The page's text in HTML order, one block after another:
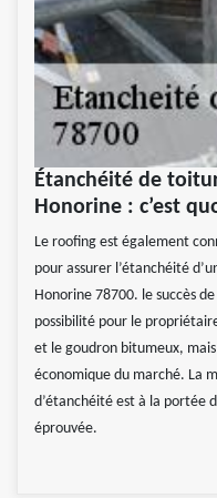
Étanchéité de
Honorine : c’est
Le roofing est également
pour assurer l’étanchéité
Honorine 78700. le succès
possibilité pour le
et le goudron bitumeux,
économique du marché. La
d’étanchéité est à la portée
éprouvée.